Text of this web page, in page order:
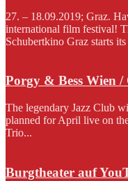
27. – 18.09.2019; Graz.
international film festival!
Schubertkino Graz starts
Porgy & Bess Wien /
The legendary Jazz Club
planned for April live on
Trio...
Burgtheater auf